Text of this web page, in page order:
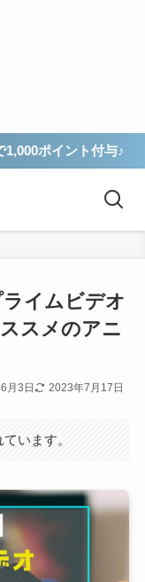
ポイント付与♪
イムビデオ
スメのアニ
月3日 2023年7月17日
います。